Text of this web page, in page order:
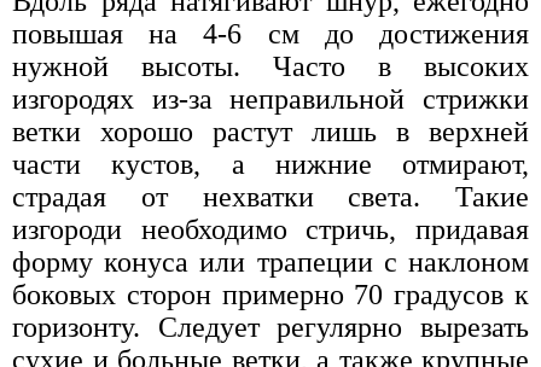
повышая на 4-6 см до достижения
нужной высоты. Часто в высоких
изгородях из-за неправильной стрижки
ветки хорошо растут лишь в верхней
части кустов, а нижние отмирают,
страдая от нехватки света. Такие
изгороди необходимо стричь, придавая
форму конуса или трапеции с наклоном
боковых сторон примерно 70 градусов к
горизонту. Следует регулярно вырезать
сухие и больные ветки, а также крупные